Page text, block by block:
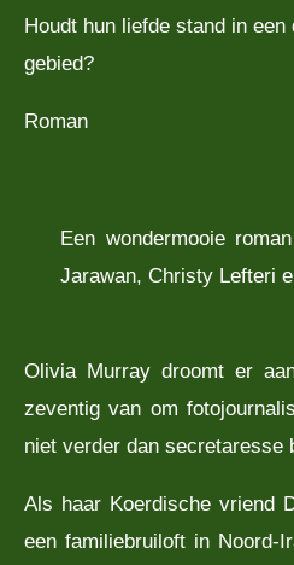
Houdt hun liefde stand in
gebied?
Roman
Een wondermooie
Jarawan, Christy Lefteri
Olivia Murray droomt er
zeventig van om
niet verder dan secretaresse
Als haar Koerdische vriend
een familiebruiloft in Noord-